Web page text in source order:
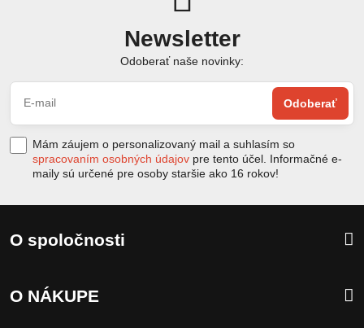
Newsletter
Odoberať naše novinky:
Odoberať
Mám záujem o personalizovaný mail a suhlasím so
spracovaním osobných údajov pre tento účel. Informačné e-
maily sú určené pre osoby staršie ako 16 rokov!
O spoločnosti
O NÁKUPE